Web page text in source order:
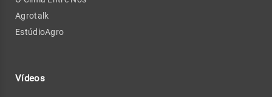
Agrotalk
EstúdioAgro
Vídeos